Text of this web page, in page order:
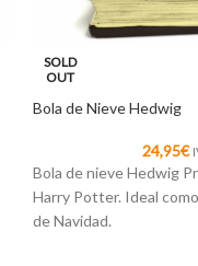
SOLD
OUT
Bola de Nieve Hedwig
24,95€
Bola de nieve Hedwig
Harry Potter. Ideal
de Navidad.